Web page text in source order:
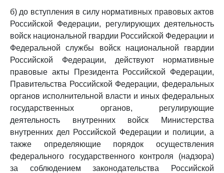
б) до вступления в силу нормативных правовых актов
Российской Федерации, регулирующих деятельность
войск национальной гвардии Российской Федерации и
Федеральной службы войск национальной гвардии
Российской Федерации, действуют нормативные
правовые акты Президента Российской Федерации,
Правительства Российской Федерации, федеральных
органов исполнительной власти и иных федеральных
государственных органов, регулирующие
деятельность внутренних войск Министерства
внутренних дел Российской Федерации и полиции, а
также определяющие порядок осуществления
федерального государственного контроля (надзора)
за соблюдением законодательства Российской